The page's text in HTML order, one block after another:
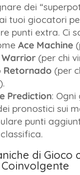
dei
tuoi giocatori
punti extra. Ci
Ace Machine
Warrior(per chi
Retornado (per
Prediction: Ogni
pronostici sui
punti
di Gioco